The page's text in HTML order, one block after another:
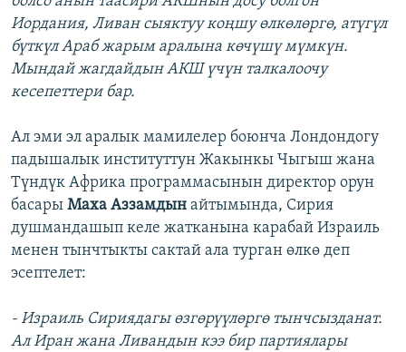
Иордания, Ливан сыяктуу коңшу өлкөлөргө, атүгүл
бүткүл Араб жарым аралына көчүшү мүмкүн.
Мындай жагдайдын АКШ үчүн талкалоочу
кесепеттери бар.
Ал эми эл аралык мамилелер боюнча Лондондогу
падышалык институттун Жакынкы Чыгыш жана
Түндүк Африка программасынын директор орун
басары Маха Аззамдын айтымында, Сирия
душмандашып келе жатканына карабай Израиль
менен тынчтыкты сактай ала турган өлкө деп
эсептелет:
- Израиль Сириядагы өзгөрүүлөргө тынчсызданат.
Ал Иран жана Ливандын кээ бир партиялары